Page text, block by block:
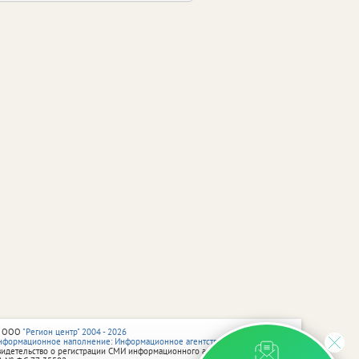
"Регион центр" 2004 - 2026
наполнение: Информационное агентство vRossii.ru
о регистрации СМИ информационного агентства vRossii.ru